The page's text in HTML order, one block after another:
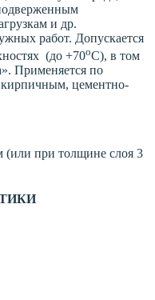
и др.
работ. Допускается
(до +70оС), в том
Применяется по
цементно-
(или при толщине слоя 3